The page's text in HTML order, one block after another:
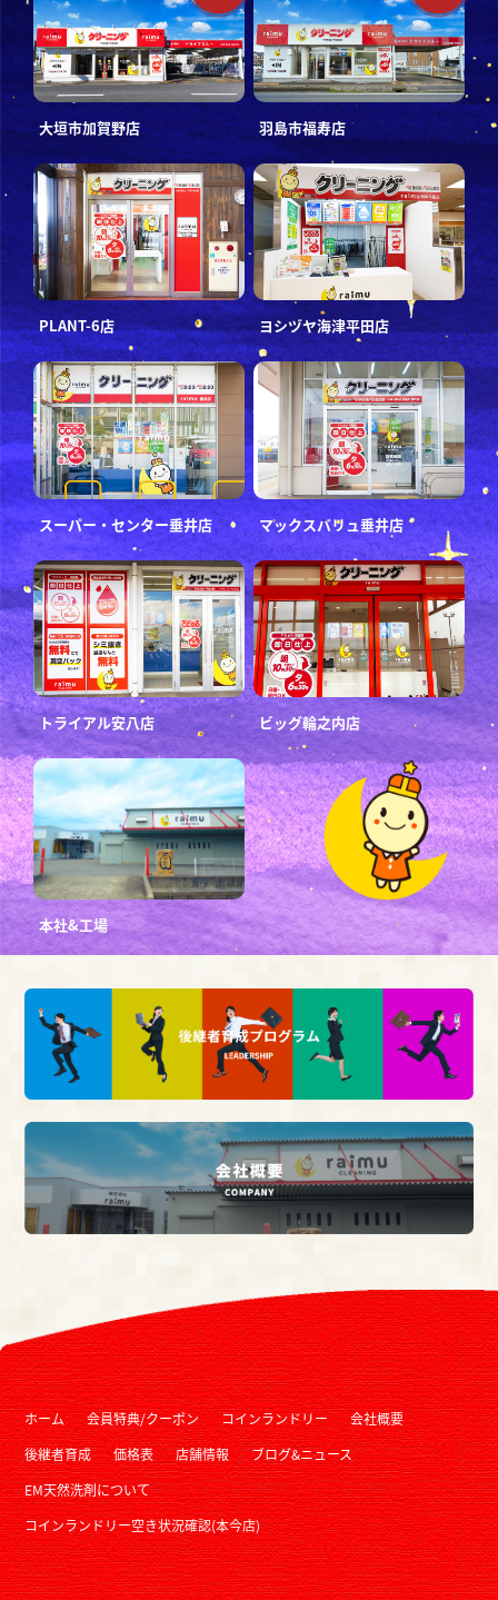
大垣市加賀野店 羽島市福寿店
PLANT-6店 ヨシヅヤ海津平田店
スーパー・センター垂井店 マックスバリュ垂井店
トライアル安八店 ビッグ輪之内店
本社&工場
ホーム 会員特典/クーポン コインランドリー
会社概要
後継者育成
価格表 店舗情報
ブログ&ニュース
EM天然洗剤について
コインランドリー空き状況確認(本今店)